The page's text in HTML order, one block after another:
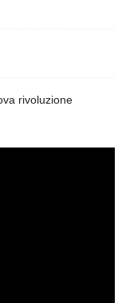
rivoluzione